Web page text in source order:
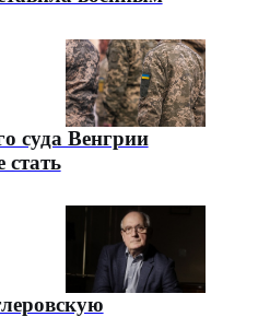
суда Венгрии
стать